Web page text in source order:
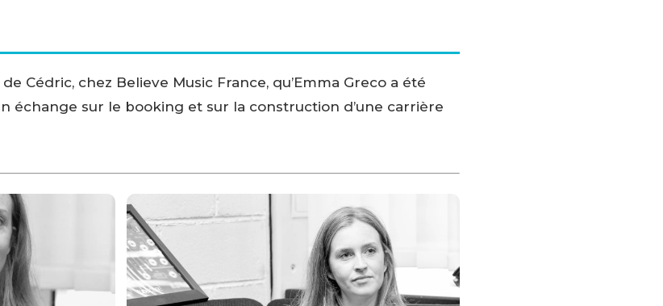
de Cédric, chez Believe Music France, qu’Emma Greco a été
échange sur le booking et sur la construction d’une carrière